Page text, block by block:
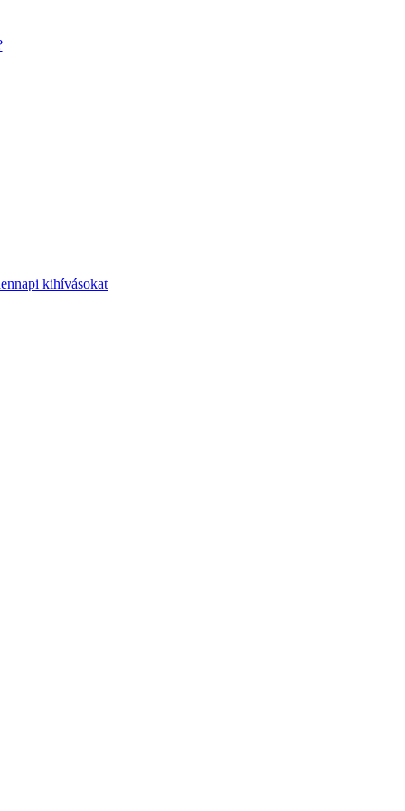
kihívásokat